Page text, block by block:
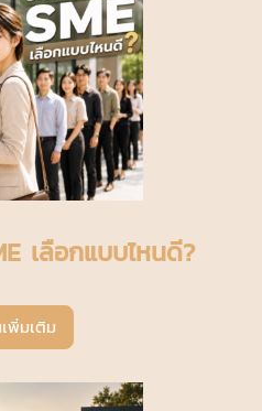
เลือกแบบไหนดี?
พิ่มเติม